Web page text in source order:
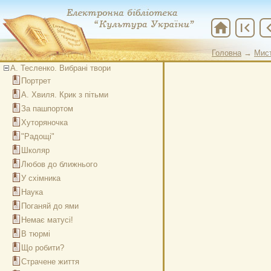
Головна →
home first_page chevron_left
А. Тесленко. Вибрані твори
Портрет
А. Хвиля. Крик з пітьми
За пашпортом
Хуторяночка
"Радощі"
Школяр
Любов до ближнього
У схімника
Наука
Поганяй до ями
Немає матусі!
В тюрмі
Що робити?
Страчене життя